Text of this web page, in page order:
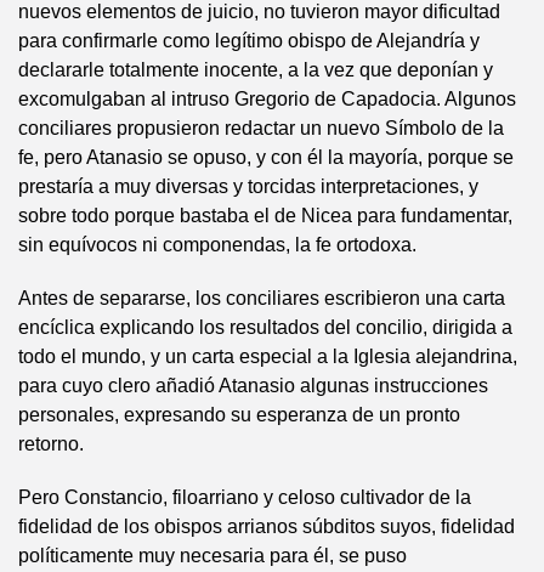
nuevos elementos de juicio, no tuvieron mayor dificultad
para confirmarle como legítimo obispo de Alejandría y
declararle totalmente inocente, a la vez que deponían y
excomulgaban al intruso Gregorio de Capadocia. Algunos
conciliares propusieron redactar un nuevo Símbolo de la
fe, pero Atanasio se opuso, y con él la mayoría, porque se
prestaría a muy diversas y torcidas interpretaciones, y
sobre todo porque bastaba el de Nicea para fundamentar,
sin equívocos ni componendas, la fe ortodoxa.
Antes de separarse, los conciliares escribieron una carta
encíclica explicando los resultados del concilio, dirigida a
todo el mundo, y un carta especial a la Iglesia alejandrina,
para cuyo clero añadió Atanasio algunas instrucciones
personales, expresando su esperanza de un pronto
retorno.
Pero Constancio, filoarriano y celoso cultivador de la
fidelidad de los obispos arrianos súbditos suyos, fidelidad
políticamente muy necesaria para él, se puso